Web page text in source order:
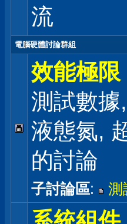
流
電腦硬體討論群組
效能極限
測試數
液態氮,
的討論
子討論區: 測